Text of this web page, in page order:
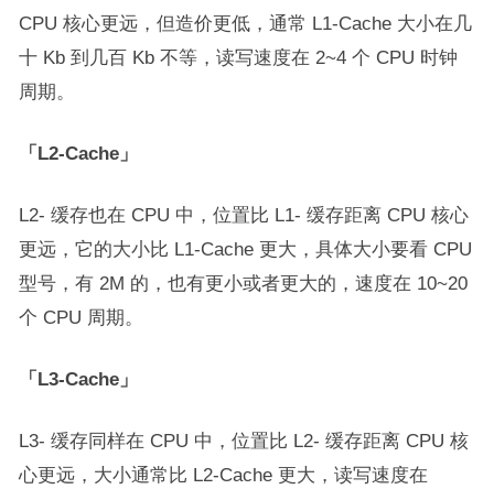
CPU 核心更远，但造价更低，通常 L1-Cache 大小在几
十 Kb 到几百 Kb 不等，读写速度在 2~4 个 CPU 时钟
周期。
「L2-Cache」
L2- 缓存也在 CPU 中，位置比 L1- 缓存距离 CPU 核心
更远，它的大小比 L1-Cache 更大，具体大小要看 CPU
型号，有 2M 的，也有更小或者更大的，速度在 10~20
个 CPU 周期。
「L3-Cache」
L3- 缓存同样在 CPU 中，位置比 L2- 缓存距离 CPU 核
心更远，大小通常比 L2-Cache 更大，读写速度在